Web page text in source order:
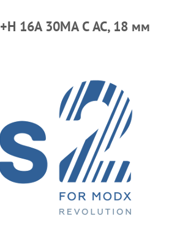
16A 30MA C АС, 18 мм